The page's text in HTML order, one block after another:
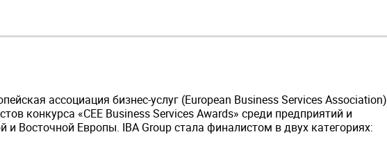
ассоциация бизнес-услуг (European Business Services Association)
конкурса «CEE Business Services Awards» среди предприятий и
и Восточной Европы. IBA Group стала финалистом в двух категориях: